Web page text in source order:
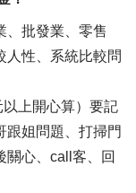
、批發業、零售
人性、系統比較問
上開心算）要記
跟姐問題、打掃門
關心、call客、回